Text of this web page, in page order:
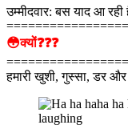
उम्मीदवार: बस याद आ रही
😳क्यों❓❓❓
हमारी खुशी, गुस्सा, डर और
laughing